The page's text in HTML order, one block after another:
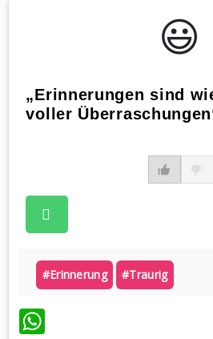
😃️
„Erinnerungen sind
voller
#erinnerung #traurig
WhatsApp